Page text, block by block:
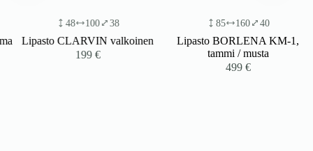
48 100 38
Lipasto CLARVIN valkoinen
199€
85 160 40
Lipasto BORLENA KM-1,
tammi / musta
499€